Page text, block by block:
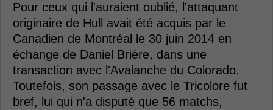
Pour ceux qui l'auraient oublié, l'attaquant
originaire de Hull avait été acquis par le
Canadien de Montréal le 30 juin 2014 en
échange de Daniel Brière, dans une
transaction avec l'Avalanche du Colorado.
Toutefois, son passage avec le Tricolore fut
bref, lui qui n'a disputé que 56 matchs,